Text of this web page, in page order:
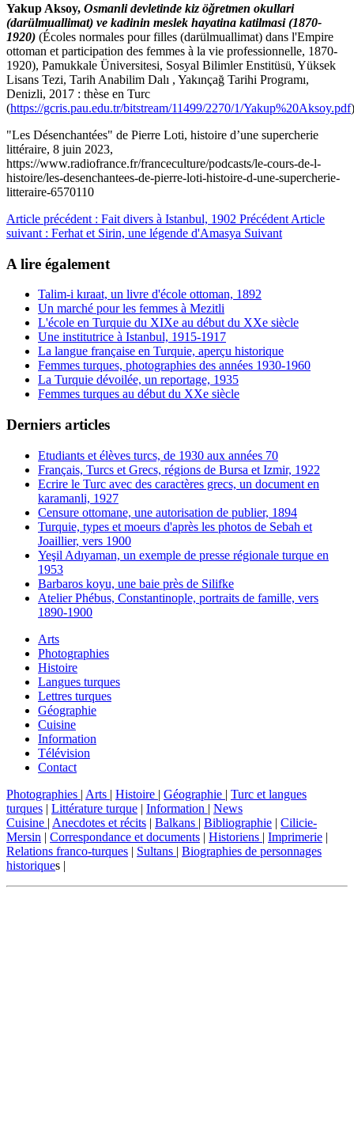
Yakup Aksoy, Osmanli devletinde kiz öğretmen okullari
(darülmuallimat) ve kadinin meslek hayatina katilmasi (1870-
1920) (Écoles normales pour filles (darülmuallimat) dans l'Empire
ottoman et participation des femmes à la vie professionnelle, 1870-
1920), Pamukkale Üniversitesi, Sosyal Bilimler Enstitüsü, Yüksek
Lisans Tezi, Tarih Anabilim Dalı , Yakınçağ Tarihi Programı,
Denizli, 2017 : thèse en Turc
(https://gcris.pau.edu.tr/bitstream/11499/2270/1/Yakup%20Aksoy.pdf)
"Les Désenchantées" de Pierre Loti, histoire d’une supercherie
littéraire, 8 juin 2023,
https://www.radiofrance.fr/franceculture/podcasts/le-cours-de-l-
histoire/les-desenchantees-de-pierre-loti-histoire-d-une-supercherie-
litteraire-6570110
Article précédent : Fait divers à Istanbul, 1902 Précédent Article
suivant : Ferhat et Sirin, une légende d'Amasya Suivant
A lire également
Talim-i kıraat, un livre d'école ottoman, 1892
Un marché pour les femmes à Mezitli
L'école en Turquie du XIXe au début du XXe siècle
Une institutrice à Istanbul, 1915-1917
La langue française en Turquie, aperçu historique
Femmes turques, photographies des années 1930-1960
La Turquie dévoilée, un reportage, 1935
Femmes turques au début du XXe siècle
Derniers articles
Etudiants et élèves turcs, de 1930 aux années 70
Français, Turcs et Grecs, régions de Bursa et Izmir, 1922
Ecrire le Turc avec des caractères grecs, un document en
karamanli, 1927
Censure ottomane, une autorisation de publier, 1894
Turquie, types et moeurs d'après les photos de Sebah et
Joaillier, vers 1900
Yeşil Adıyaman, un exemple de presse régionale turque en
1953
Barbaros koyu, une baie près de Silifke
Atelier Phébus, Constantinople, portraits de famille, vers
1890-1900
Arts
Photographies
Histoire
Langues turques
Lettres turques
Géographie
Cuisine
Information
Télévision
Contact
Photographies | Arts | Histoire | Géographie | Turc et langues
turques | Littérature turque | Information | News
Cuisine | Anecdotes et récits | Balkans | Bibliographie | Cilicie-
Mersin | Correspondance et documents | Historiens | Imprimerie |
Relations franco-turques | Sultans | Biographies de personnages
historiques |